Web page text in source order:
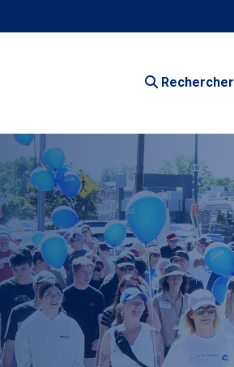
Rechercher